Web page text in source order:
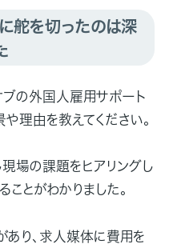
舵を切ったのは深
ブの外国人雇用サポート
理由を教えてください。
場の課題をヒアリングし
ことがわかりました。
り、求人媒体に費用を